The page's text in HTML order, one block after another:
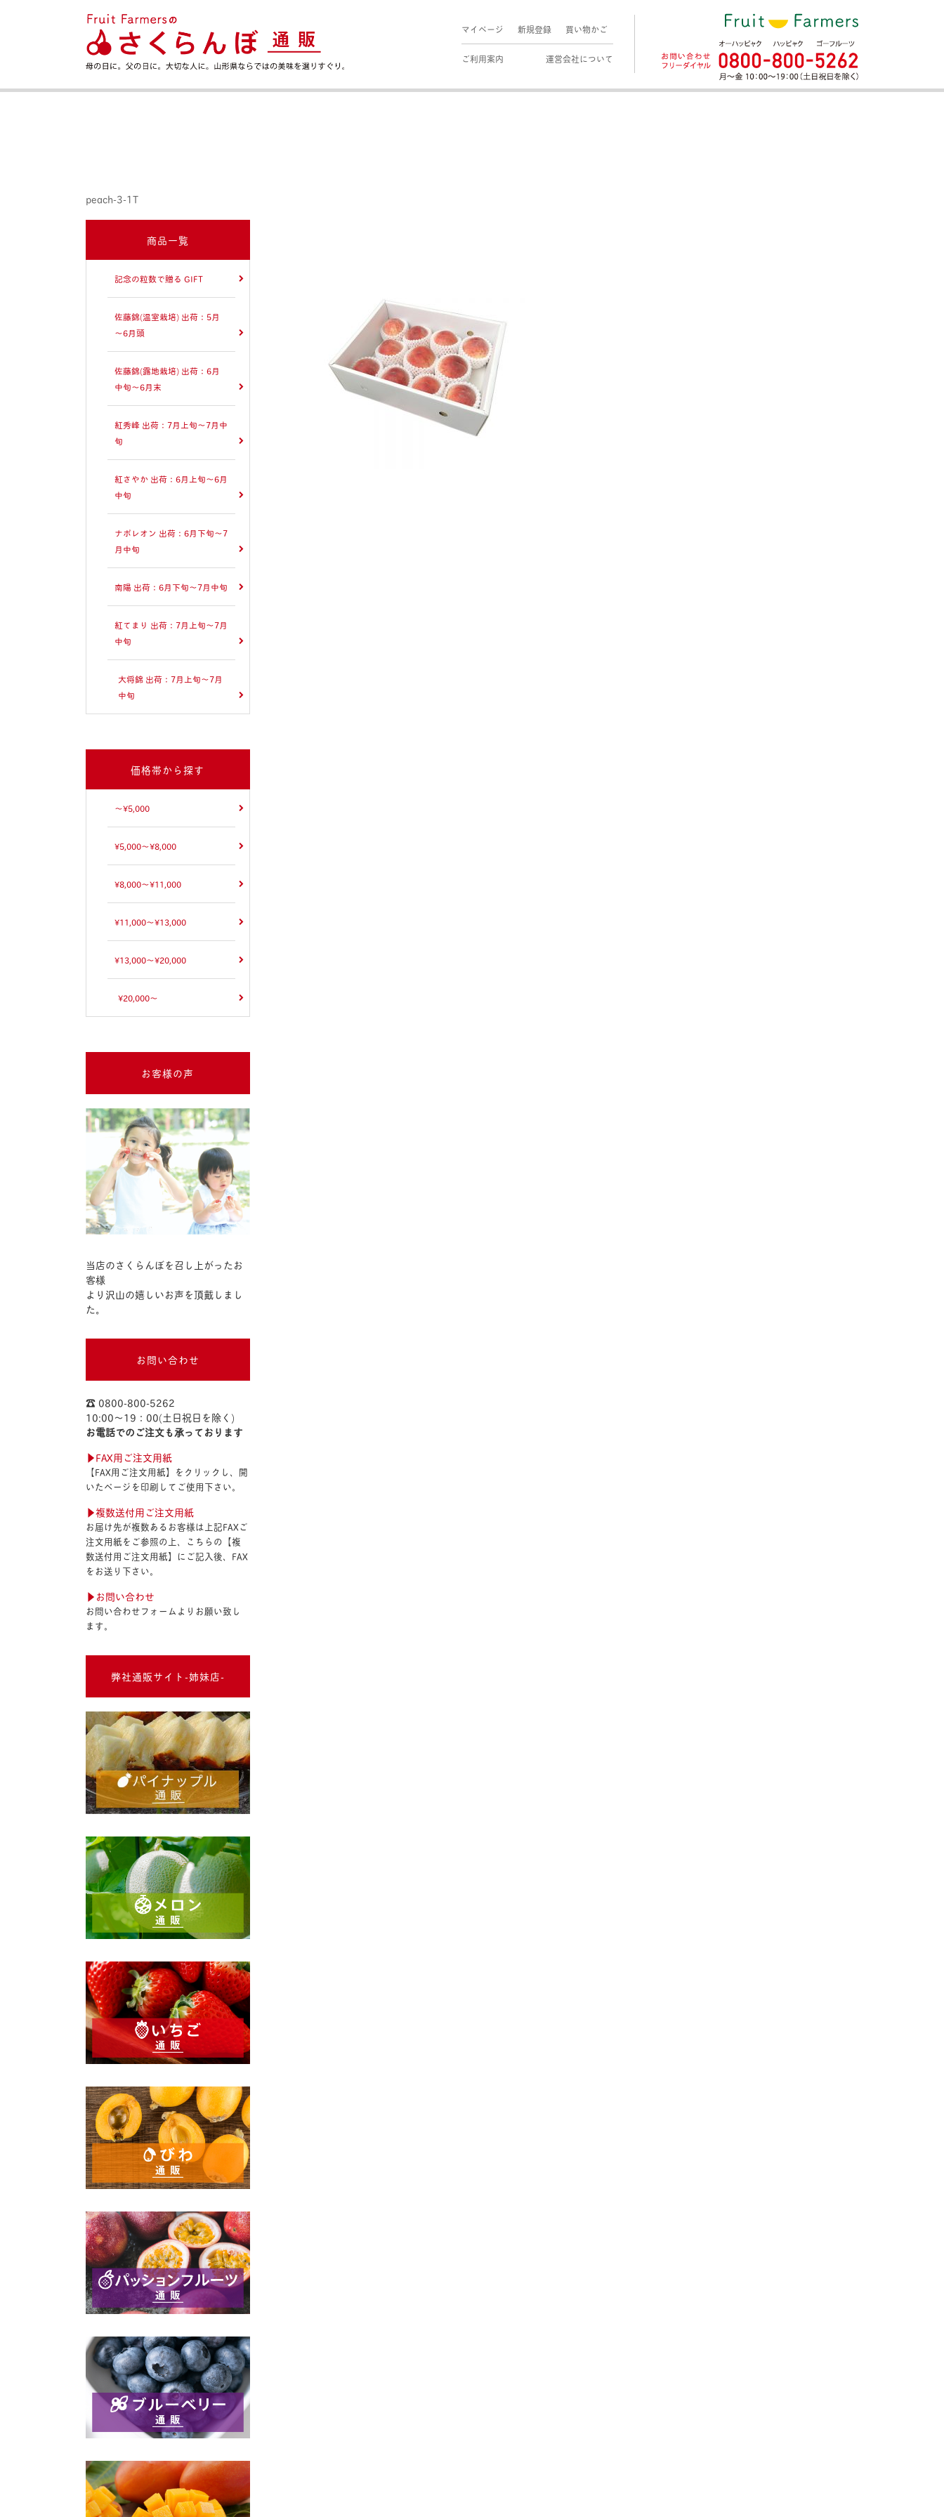
マイページ 新規登録 買い物かご
ご利用案内 運営会社について
peach-3-1T
商品一覧
記念の粒数で贈る GIFT
佐藤錦(温室栽培) 出荷：5月
～6月頭
佐藤錦(露地栽培) 出荷：6月
中旬～6月末
紅秀峰 出荷：7月上旬～7月中
旬
紅さやか 出荷：6月上旬～6月
中旬
ナポレオン 出荷：6月下旬～7
月中旬
南陽 出荷：6月下旬～7月中旬
紅てまり 出荷：7月上旬～7月
中旬
大将錦 出荷：7月上旬～7月
中旬
価格帯から探す
～¥5,000
¥5,000～¥8,000
¥8,000～¥11,000
¥11,000～¥13,000
¥13,000～¥20,000
¥20,000～
お客様の声
当店のさくらんぼを召し上がったお
客様
より沢山の嬉しいお声を頂戴しまし
た。
お問い合わせ
☎︎ 0800-800-5262
10:00〜19：00(土日祝日を除く)
お電話でのご注文も承っております
▶︎FAX用ご注文用紙
【FAX用ご注文用紙】をクリックし、開
いたページを印刷してご使用下さい。
▶︎複数送付用ご注文用紙
お届け先が複数あるお客様は上記FAXご
注文用紙をご参照の上、こちらの【複
数送付用ご注文用紙】にご記入後、FAX
をお送り下さい。
▶︎お問い合わせ
お問い合わせフォームよりお願い致し
ます。
弊社通販サイト-姉妹店-